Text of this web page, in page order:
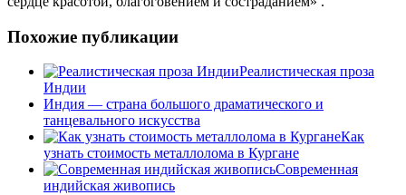
Похожие публикации
Реалистическая проза
Индии
Индия — страна большого драматического и
танцевального искусства
Как
узнать стоимость металлолома в Кургане
Современная
индийская живопись